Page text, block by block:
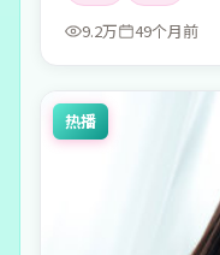
9.2万
49个月前
热播